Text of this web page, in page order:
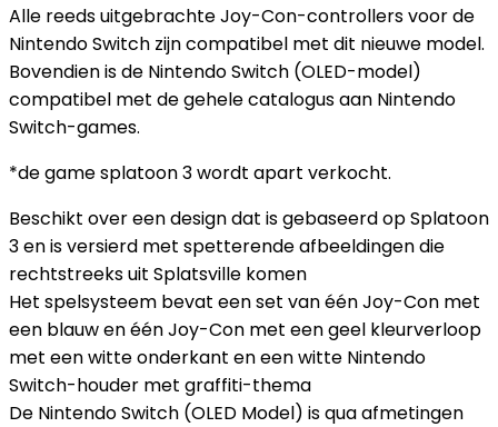
Alle reeds uitgebrachte Joy-Con-controllers voor de
Nintendo Switch zijn compatibel met dit nieuwe model.
Bovendien is de Nintendo Switch (OLED-model)
compatibel met de gehele catalogus aan Nintendo
Switch-games.
*de game splatoon 3 wordt apart verkocht.
Beschikt over een design dat is gebaseerd op Splatoon
3 en is versierd met spetterende afbeeldingen die
rechtstreeks uit Splatsville komen
Het spelsysteem bevat een set van één Joy-Con met
een blauw en één Joy-Con met een geel kleurverloop
met een witte onderkant en een witte Nintendo
Switch-houder met graffiti-thema
De Nintendo Switch (OLED Model) is qua afmetingen